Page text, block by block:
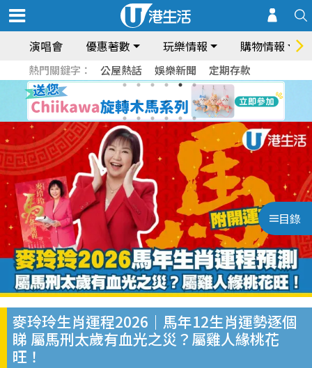
演唱會 優惠著數 玩樂情報 購物情報
熱門關鍵字： 公屋熱話 娛樂新聞 定期存款
目錄
麥玲玲生肖運程2026｜馬年12生肖運勢逐個
睇 屬馬刑太歲有血光之災？屬雞人緣桃花
旺！